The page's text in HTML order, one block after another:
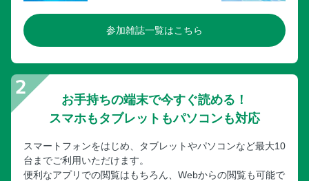
参加雑誌一覧はこちら
お手持ちの端末で今すぐ読める！
スマホもタブレットもパソコンも対応
スマートフォンをはじめ、タブレットやパソコンなど最大10
台までご利用いただけます。
便利なアプリでの閲覧はもちろん、Webからの閲覧も可能で